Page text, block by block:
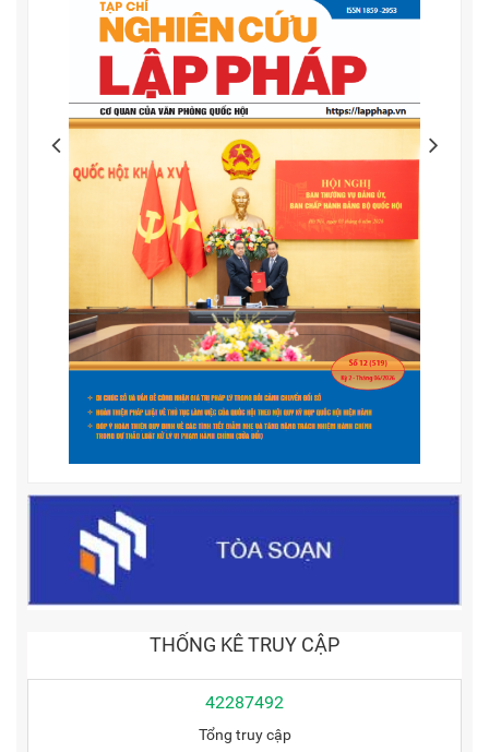
THỐNG KÊ TRUY CẬP
42287492
Tổng truy cập